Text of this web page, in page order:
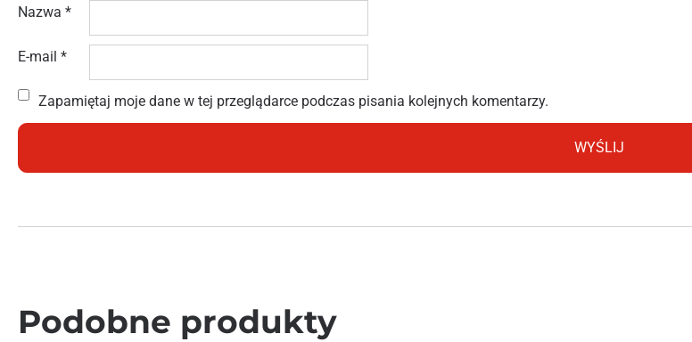
Nazwa *
E-mail *
Zapamiętaj moje dane w tej przeglądarce podczas pisania kolejnych komentarzy.
Podobne produkty